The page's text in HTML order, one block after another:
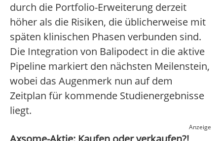
durch die Portfolio-Erweiterung derzeit
höher als die Risiken, die üblicherweise mit
späten klinischen Phasen verbunden sind.
Die Integration von Balipodect in die aktive
Pipeline markiert den nächsten Meilenstein,
wobei das Augenmerk nun auf dem
Zeitplan für kommende Studienergebnisse
liegt.
Anzeige